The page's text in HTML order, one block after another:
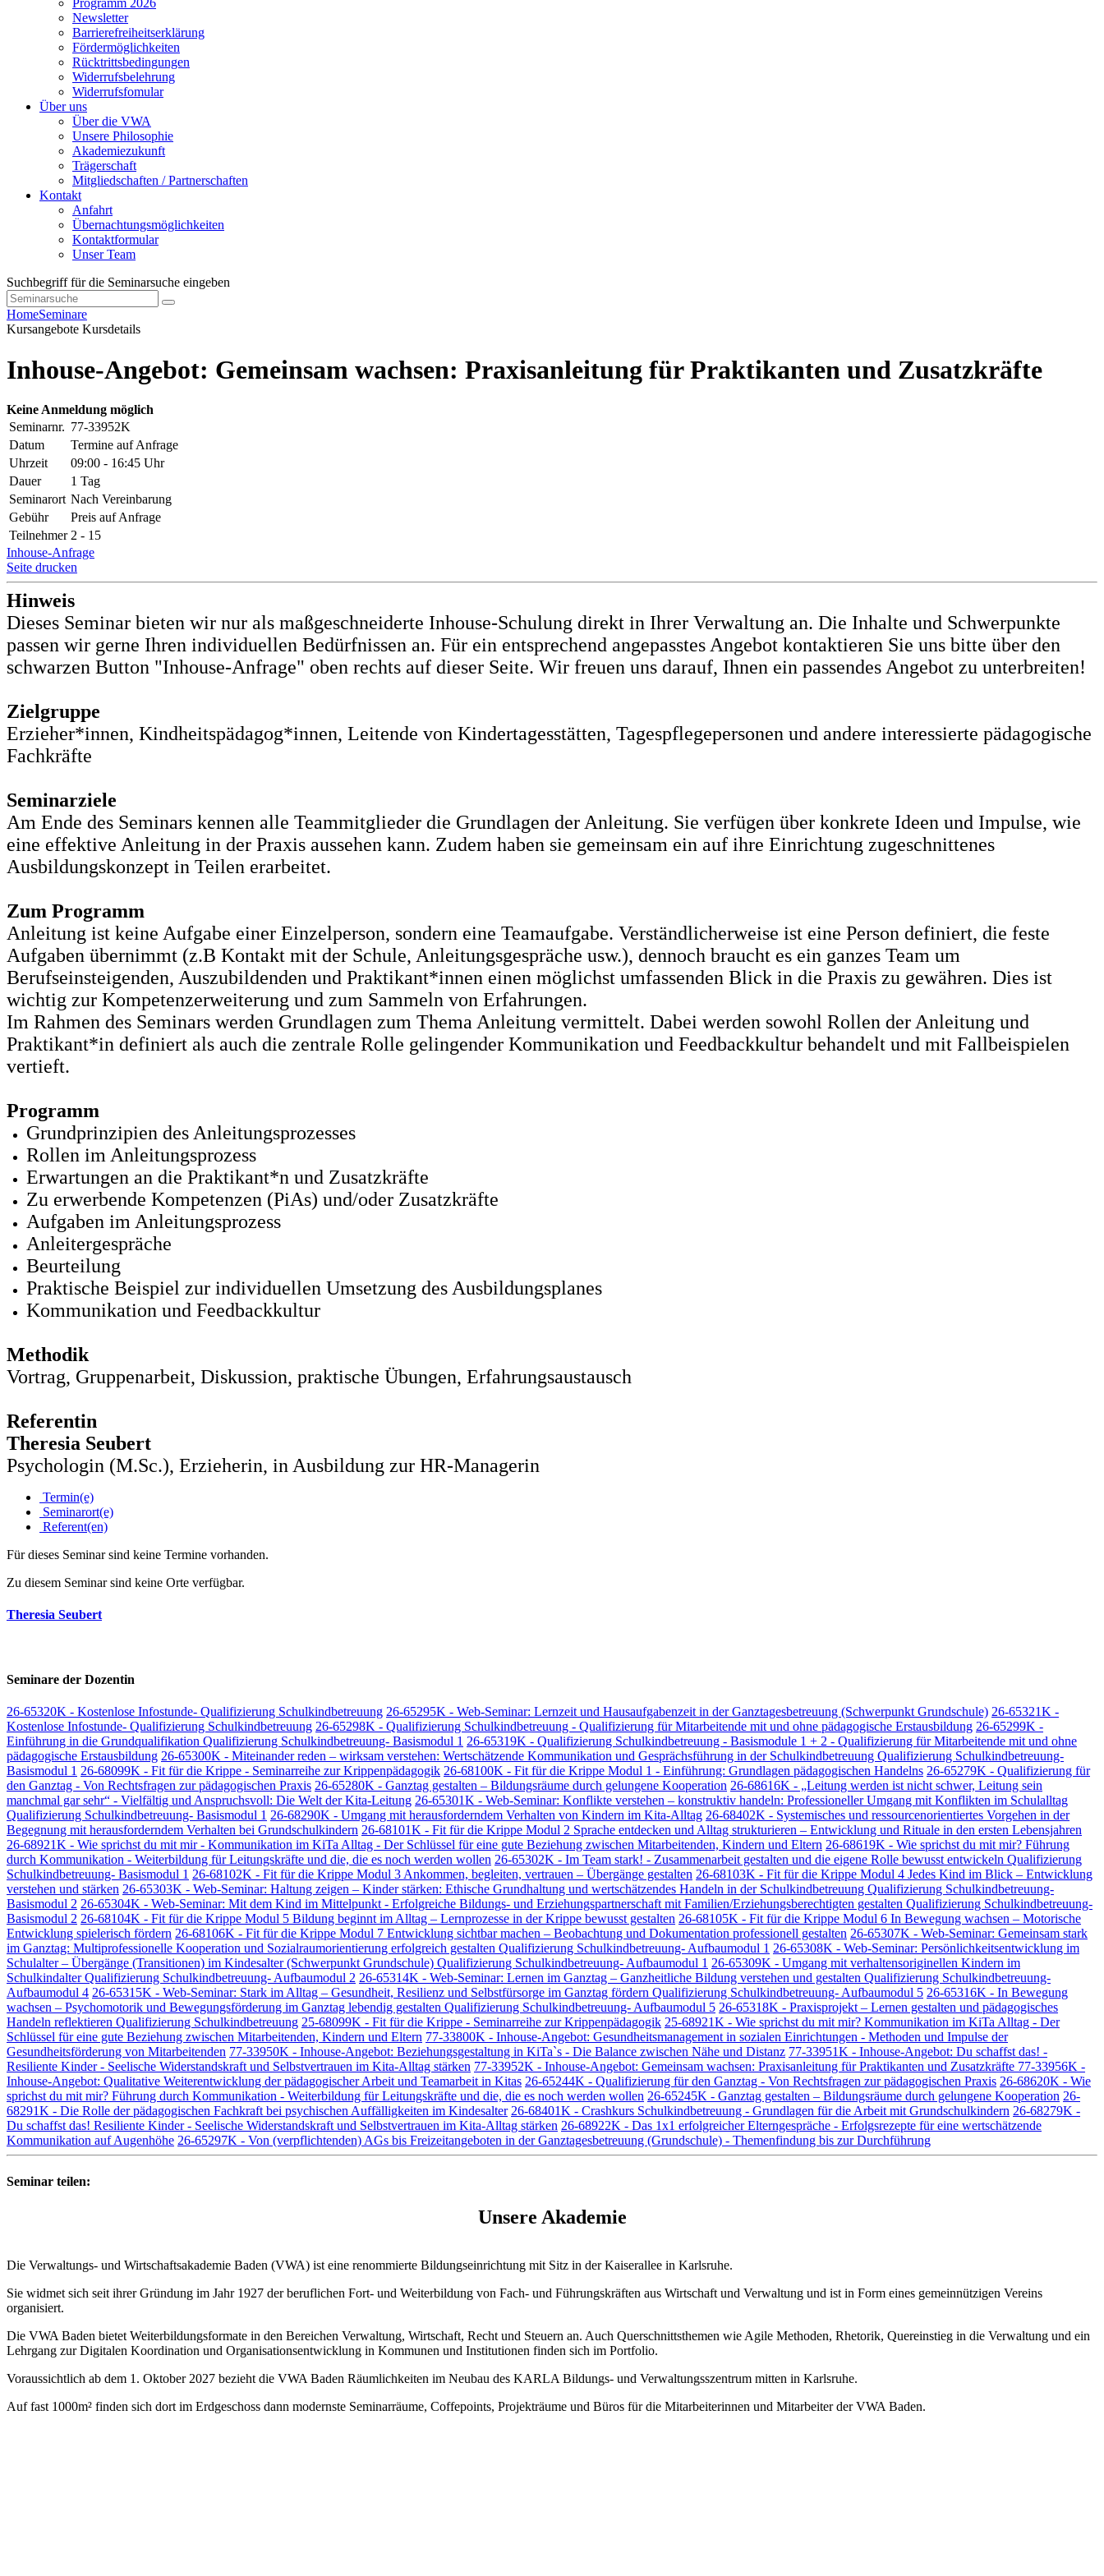
Programm 2026
Newsletter
Barrierefreiheitserklärung
Fördermöglichkeiten
Rücktrittsbedingungen
Widerrufsbelehrung
Widerrufsfomular
Über uns
Über die VWA
Unsere Philosophie
Akademiezukunft
Trägerschaft
Mitgliedschaften / Partnerschaften
Kontakt
Anfahrt
Übernachtungsmöglichkeiten
Kontaktformular
Unser Team
Suchbegriff für die Seminarsuche eingeben
HomeSeminare
Kursangebote Kursdetails
Inhouse-Angebot: Gemeinsam wachsen: Praxisanleitung für Praktikanten und Zusatzkräfte
Keine Anmeldung möglich
Seminarnr. 77-33952K
Datum
Termine auf Anfrage
Uhrzeit
09:00 - 16:45 Uhr
Dauer
1 Tag
Seminarort Nach Vereinbarung
Gebühr
Preis auf Anfrage
Teilnehmer 2 - 15
Inhouse-Anfrage
Seite drucken
Hinweis
Dieses Seminar bieten wir nur als maßgeschneiderte Inhouse-Schulung direkt in Ihrer Verwaltung an. Die Inhalte und Schwerpunkte
passen wir gerne Ihren individuellen Bedürfnissen an. Für ein entsprechend angepasstes Angebot kontaktieren Sie uns bitte über den
schwarzen Button "Inhouse-Anfrage" oben rechts auf dieser Seite. Wir freuen uns darauf, Ihnen ein passendes Angebot zu unterbreiten!
Zielgruppe
Erzieher*innen, Kindheitspädagog*innen, Leitende von Kindertagesstätten, Tagespflegepersonen und andere interessierte pädagogische
Fachkräfte
Seminarziele
Am Ende des Seminars kennen alle Teammitglieder die Grundlagen der Anleitung. Sie verfügen über konkrete Ideen und Impulse, wie
eine effektive Anleitung in der Praxis aussehen kann. Zudem haben sie gemeinsam ein auf ihre Einrichtung zugeschnittenes
Ausbildungskonzept in Teilen erarbeitet.
Zum Programm
Anleitung ist keine Aufgabe einer Einzelperson, sondern eine Teamaufgabe. Verständlicherweise ist eine Person definiert, die feste
Aufgaben übernimmt (z.B Kontakt mit der Schule, Anleitungsgespräche usw.), dennoch braucht es ein ganzes Team um
Berufseinsteigenden, Auszubildenden und Praktikant*innen einen möglichst umfassenden Blick in die Praxis zu gewähren. Dies ist
wichtig zur Kompetenzerweiterung und zum Sammeln von Erfahrungen.
Im Rahmen des Seminars werden Grundlagen zum Thema Anleitung vermittelt. Dabei werden sowohl Rollen der Anleitung und
Praktikant*in definiert als auch die zentrale Rolle gelingender Kommunikation und Feedbackkultur behandelt und mit Fallbeispielen
vertieft.
Programm
Grundprinzipien des Anleitungsprozesses
Rollen im Anleitungsprozess
Erwartungen an die Praktikant*n und Zusatzkräfte
Zu erwerbende Kompetenzen (PiAs) und/oder Zusatzkräfte
Aufgaben im Anleitungsprozess
Anleitergespräche
Beurteilung
Praktische Beispiel zur individuellen Umsetzung des Ausbildungsplanes
Kommunikation und Feedbackkultur
Methodik
Vortrag, Gruppenarbeit, Diskussion, praktische Übungen, Erfahrungsaustausch
Referentin
Theresia Seubert
Psychologin (M.Sc.), Erzieherin, in Ausbildung zur HR-Managerin
Termin(e)
Seminarort(e)
Referent(en)
Für dieses Seminar sind keine Termine vorhanden.
Zu diesem Seminar sind keine Orte verfügbar.
Theresia Seubert
Seminare der Dozentin
26-65320K - Kostenlose Infostunde- Qualifizierung Schulkindbetreuung 26-65295K - Web-Seminar: Lernzeit und Hausaufgabenzeit in der Ganztagesbetreuung (Schwerpunkt Grundschule) 26-65321K -
Kostenlose Infostunde- Qualifizierung Schulkindbetreuung 26-65298K - Qualifizierung Schulkindbetreuung - Qualifizierung für Mitarbeitende mit und ohne pädagogische Erstausbildung 26-65299K -
Einführung in die Grundqualifikation Qualifizierung Schulkindbetreuung- Basismodul 1 26-65319K - Qualifizierung Schulkindbetreuung - Basismodule 1 + 2 - Qualifizierung für Mitarbeitende mit und ohne
pädagogische Erstausbildung 26-65300K - Miteinander reden – wirksam verstehen: Wertschätzende Kommunikation und Gesprächsführung in der Schulkindbetreuung Qualifizierung Schulkindbetreuung-
Basismodul 1 26-68099K - Fit für die Krippe - Seminarreihe zur Krippenpädagogik 26-68100K - Fit für die Krippe Modul 1 - Einführung: Grundlagen pädagogischen Handelns 26-65279K - Qualifizierung für
den Ganztag - Von Rechtsfragen zur pädagogischen Praxis 26-65280K - Ganztag gestalten – Bildungsräume durch gelungene Kooperation 26-68616K - „Leitung werden ist nicht schwer, Leitung sein
manchmal gar sehr“ - Vielfältig und Anspruchsvoll: Die Welt der Kita-Leitung 26-65301K - Web-Seminar: Konflikte verstehen – konstruktiv handeln: Professioneller Umgang mit Konflikten im Schulalltag
Qualifizierung Schulkindbetreuung- Basismodul 1 26-68290K - Umgang mit herausforderndem Verhalten von Kindern im Kita-Alltag 26-68402K - Systemisches und ressourcenorientiertes Vorgehen in der
Begegnung mit herausforderndem Verhalten bei Grundschulkindern 26-68101K - Fit für die Krippe Modul 2 Sprache entdecken und Alltag strukturieren – Entwicklung und Rituale in den ersten Lebensjahren
26-68921K - Wie sprichst du mit mir - Kommunikation im KiTa Alltag - Der Schlüssel für eine gute Beziehung zwischen Mitarbeitenden, Kindern und Eltern 26-68619K - Wie sprichst du mit mir? Führung
durch Kommunikation - Weiterbildung für Leitungskräfte und die, die es noch werden wollen 26-65302K - Im Team stark! - Zusammenarbeit gestalten und die eigene Rolle bewusst entwickeln Qualifizierung
Schulkindbetreuung- Basismodul 1 26-68102K - Fit für die Krippe Modul 3 Ankommen, begleiten, vertrauen – Übergänge gestalten 26-68103K - Fit für die Krippe Modul 4 Jedes Kind im Blick – Entwicklung
verstehen und stärken 26-65303K - Web-Seminar: Haltung zeigen – Kinder stärken: Ethische Grundhaltung und wertschätzendes Handeln in der Schulkindbetreuung Qualifizierung Schulkindbetreuung-
Basismodul 2 26-65304K - Web-Seminar: Mit dem Kind im Mittelpunkt - Erfolgreiche Bildungs- und Erziehungspartnerschaft mit Familien/Erziehungsberechtigten gestalten Qualifizierung Schulkindbetreuung-
Basismodul 2 26-68104K - Fit für die Krippe Modul 5 Bildung beginnt im Alltag – Lernprozesse in der Krippe bewusst gestalten 26-68105K - Fit für die Krippe Modul 6 In Bewegung wachsen – Motorische
Entwicklung spielerisch fördern 26-68106K - Fit für die Krippe Modul 7 Entwicklung sichtbar machen – Beobachtung und Dokumentation professionell gestalten 26-65307K - Web-Seminar: Gemeinsam stark
im Ganztag: Multiprofessionelle Kooperation und Sozialraumorientierung erfolgreich gestalten Qualifizierung Schulkindbetreuung- Aufbaumodul 1 26-65308K - Web-Seminar: Persönlichkeitsentwicklung im
Schulalter – Übergänge (Transitionen) im Kindesalter (Schwerpunkt Grundschule) Qualifizierung Schulkindbetreuung- Aufbaumodul 1 26-65309K - Umgang mit verhaltensoriginellen Kindern im
Schulkindalter Qualifizierung Schulkindbetreuung- Aufbaumodul 2 26-65314K - Web-Seminar: Lernen im Ganztag – Ganzheitliche Bildung verstehen und gestalten Qualifizierung Schulkindbetreuung-
Aufbaumodul 4 26-65315K - Web-Seminar: Stark im Alltag – Gesundheit, Resilienz und Selbstfürsorge im Ganztag fördern Qualifizierung Schulkindbetreuung- Aufbaumodul 5 26-65316K - In Bewegung
wachsen – Psychomotorik und Bewegungsförderung im Ganztag lebendig gestalten Qualifizierung Schulkindbetreuung- Aufbaumodul 5 26-65318K - Praxisprojekt – Lernen gestalten und pädagogisches
Handeln reflektieren Qualifizierung Schulkindbetreuung 25-68099K - Fit für die Krippe - Seminarreihe zur Krippenpädagogik 25-68921K - Wie sprichst du mit mir? Kommunikation im KiTa Alltag - Der
Schlüssel für eine gute Beziehung zwischen Mitarbeitenden, Kindern und Eltern 77-33800K - Inhouse-Angebot: Gesundheitsmanagement in sozialen Einrichtungen - Methoden und Impulse der
Gesundheitsförderung von Mitarbeitenden 77-33950K - Inhouse-Angebot: Beziehungsgestaltung in KiTa`s - Die Balance zwischen Nähe und Distanz 77-33951K - Inhouse-Angebot: Du schaffst das! -
Resiliente Kinder - Seelische Widerstandskraft und Selbstvertrauen im Kita-Alltag stärken 77-33952K - Inhouse-Angebot: Gemeinsam wachsen: Praxisanleitung für Praktikanten und Zusatzkräfte 77-33956K -
Inhouse-Angebot: Qualitative Weiterentwicklung der pädagogischer Arbeit und Teamarbeit in Kitas 26-65244K - Qualifizierung für den Ganztag - Von Rechtsfragen zur pädagogischen Praxis 26-68620K - Wie
sprichst du mit mir? Führung durch Kommunikation - Weiterbildung für Leitungskräfte und die, die es noch werden wollen 26-65245K - Ganztag gestalten – Bildungsräume durch gelungene Kooperation 26-
68291K - Die Rolle der pädagogischen Fachkraft bei psychischen Auffälligkeiten im Kindesalter 26-68401K - Crashkurs Schulkindbetreuung - Grundlagen für die Arbeit mit Grundschulkindern 26-68279K -
Du schaffst das! Resiliente Kinder - Seelische Widerstandskraft und Selbstvertrauen im Kita-Alltag stärken 26-68922K - Das 1x1 erfolgreicher Elterngespräche - Erfolgsrezepte für eine wertschätzende
Kommunikation auf Augenhöhe 26-65297K - Von (verpflichtenden) AGs bis Freizeitangeboten in der Ganztagesbetreuung (Grundschule) - Themenfindung bis zur Durchführung
Seminar teilen:
Unsere Akademie
Die Verwaltungs- und Wirtschaftsakademie Baden (VWA) ist eine renommierte Bildungseinrichtung mit Sitz in der Kaiserallee in Karlsruhe.
Sie widmet sich seit ihrer Gründung im Jahr 1927 der beruflichen Fort- und Weiterbildung von Fach- und Führungskräften aus Wirtschaft und Verwaltung und ist in Form eines gemeinnützigen Vereins
organisiert.
Die VWA Baden bietet Weiterbildungsformate in den Bereichen Verwaltung, Wirtschaft, Recht und Steuern an. Auch Querschnittsthemen wie Agile Methoden, Rhetorik, Quereinstieg in die Verwaltung und ein
Lehrgang zur Digitalen Koordination und Organisationsentwicklung in Kommunen und Institutionen finden sich im Portfolio.
Voraussichtlich ab dem 1. Oktober 2027 bezieht die VWA Baden Räumlichkeiten im Neubau des KARLA Bildungs- und Verwaltungsszentrum mitten in Karlsruhe.
Auf fast 1000m² finden sich dort im Erdgeschoss dann modernste Seminarräume, Coffepoints, Projekträume und Büros für die Mitarbeiterinnen und Mitarbeiter der VWA Baden.